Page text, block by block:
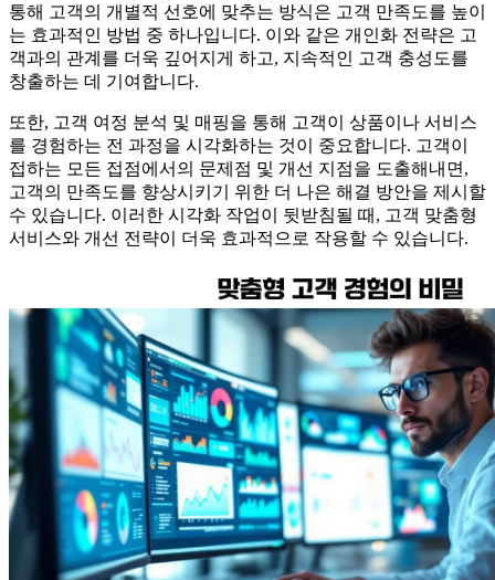
통해 고객의 개별적 선호에 맞추는 방식은 고객 만족도를 높이
는 효과적인 방법 중 하나입니다. 이와 같은 개인화 전략은 고
객과의 관계를 더욱 깊어지게 하고, 지속적인 고객 충성도를
창출하는 데 기여합니다.
또한, 고객 여정 분석 및 매핑을 통해 고객이 상품이나 서비스
를 경험하는 전 과정을 시각화하는 것이 중요합니다. 고객이
접하는 모든 접점에서의 문제점 및 개선 지점을 도출해내면,
고객의 만족도를 향상시키기 위한 더 나은 해결 방안을 제시할
수 있습니다. 이러한 시각화 작업이 뒷받침될 때, 고객 맞춤형
서비스와 개선 전략이 더욱 효과적으로 작용할 수 있습니다.